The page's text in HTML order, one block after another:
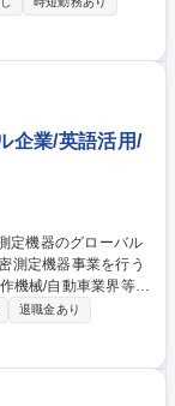
現場の魅力を深く理
動。採用チームのサ
新卒・中途採用の実
ァン」を増やす採用
としてステップアッ
企業/英語活用/
機械/自動車業界等の
依頼に基づく仕様検
機械/自動車業界等に
定機の設計 ■顧客の
3D CADを用いた組
退職金あり